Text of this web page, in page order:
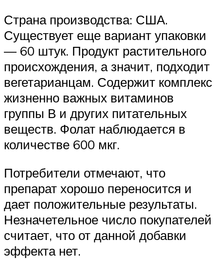
Страна производства: США.
Существует еще вариант упаковки
— 60 штук. Продукт растительного
происхождения, а значит, подходит
вегетарианцам. Содержит комплекс
жизненно важных витаминов
группы В и других питательных
веществ. Фолат наблюдается в
количестве 600 мкг.
Потребители отмечают, что
препарат хорошо переносится и
дает положительные результаты.
Незначетельное число покупателей
считает, что от данной добавки
эффекта нет.